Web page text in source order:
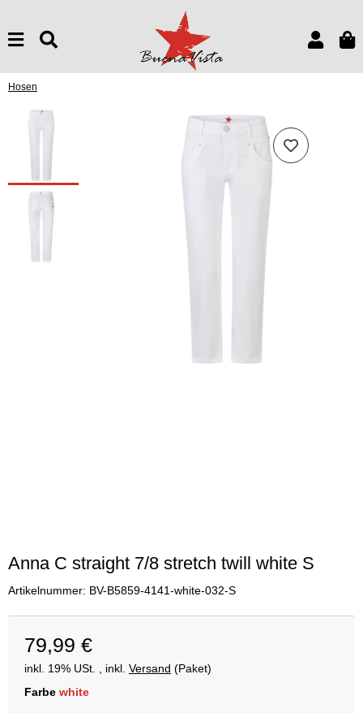
Hosen
Anna C straight 7/8 stretch twill white S
Artikelnummer: BV-B5859-4141-white-032-S
79,99 €
inkl. 19% USt. , inkl. Versand (Paket)
Farbe white